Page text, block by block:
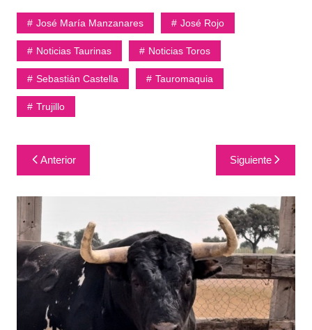
José María Manzanares José Rojo
Noticias Taurinas Noticias Toros
Sebastián Castella Tauromaquia
Trujillo
Navegación
de
entradas
Anterior Siguiente